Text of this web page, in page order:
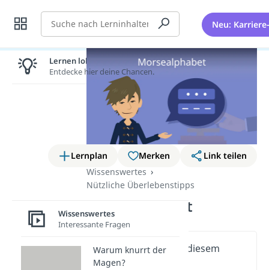
Suche Neu:
Lernplan Merken
Link teilen
Wissenswertes
Nützliche Überlebenstipps
Morsealphabet
Wichtige Inhalte in diesem
Video
Lernen lohnt sich!
Entdecke hier deine Chancen.
Wissenswertes
Interessante Fragen
Warum knurrt der
Magen?